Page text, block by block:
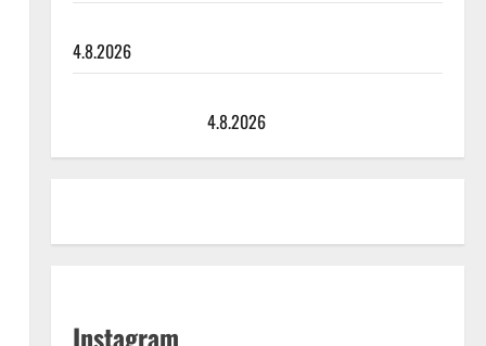
4.8.2026
4.8.2026
Instagram